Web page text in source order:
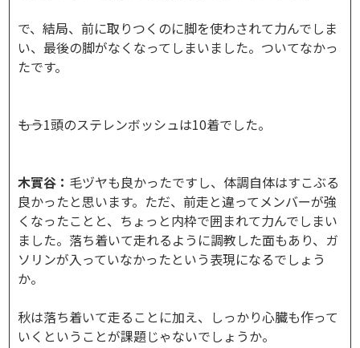
で、結局、前に取りつくのに脚を使わされて力んでしま
い、最後の脚がなくなってしまいました。ついてなかっ
たです。
――もう1頭のステレンボッシュは10着でした。
木實谷： 毛ヅヤも良かったですし、体調自体はすこぶる
良かったと思います。ただ、前走と違ってメンバーが強
くなったことと、ちょっと内枠で囲まれて力んでしまい
ました。落ち着いて走れるように調教した面もあり、ガ
ソリンが入っていなかったという表現になるでしょう
か。
秋は落ち着いて走ることに加え、しっかり心臓も作って
いくということが課題じゃないでしょうか。